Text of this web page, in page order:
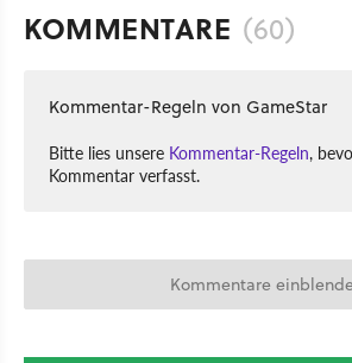
KOMMENTARE (60)
Kommentar-Regeln von GameStar
Bitte lies unsere Kommentar-Regeln,
Kommentar verfasst.
Kommentare